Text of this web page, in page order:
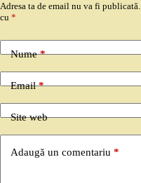
Adresa ta de email nu va fi publicată.
cu *
Nume*
Email*
Site web
Adaugă un comentariu *